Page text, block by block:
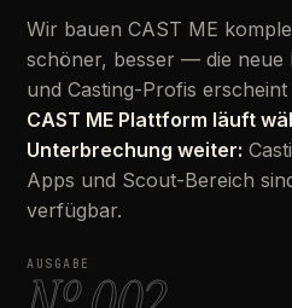
Wir bauen CAST ME
schöner, besser — die neue
und Casting-Profis erscheint
CAST ME Plattform läuft
Unterbrechung weiter:
Apps und Scout-Bereich
verfügbar.
AUSGABE